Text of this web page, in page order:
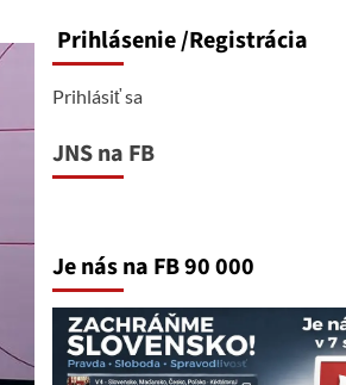
Prihlásenie/Registrácia
Prihlásiť sa
JNS na FB
Je nás na FB 90 000